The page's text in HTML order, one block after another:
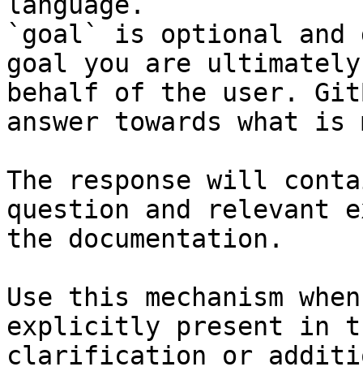
`goal` is optional and
goal you are
behalf of the user.
answer towards what
The response will
question and relevant
the documentation.
Use this mechanism
explicitly present in
clarification or